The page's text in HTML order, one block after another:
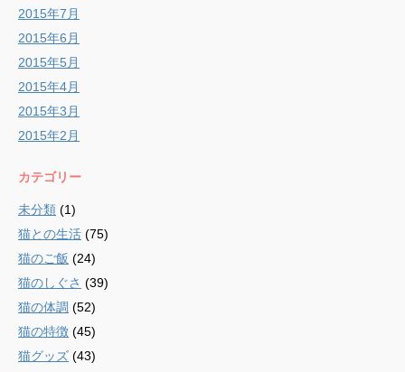
2015年7月
2015年6月
2015年5月
2015年4月
2015年3月
2015年2月
カテゴリー
未分類 (1)
猫との生活 (75)
猫のご飯 (24)
猫のしぐさ (39)
猫の体調 (52)
猫の特徴 (45)
猫グッズ (43)